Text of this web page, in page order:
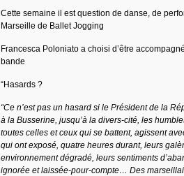
Cette semaine il est question de danse, de
Marseille de Ballet Jogging
Francesca Poloniato a choisi d’être
bande
“Hasards ?
“Ce n’est pas un hasard si le Président de la
à la Busserine, jusqu’à la divers-cité, les
toutes celles et ceux qui se battent, agissent
qui ont exposé, quatre heures durant, leurs
environnement dégradé, leurs sentiments
ignorée et laissée-pour-compte… Des